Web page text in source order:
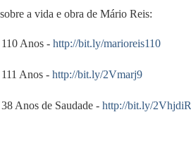
a vida e obra de Mário Reis:
Anos - http://bit.ly/marioreis110
Anos - http://bit.ly/2Vmarj9
Anos de Saudade - http://bit.ly/2VhjdiR